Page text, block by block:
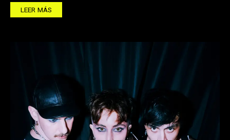
LEER MÁS